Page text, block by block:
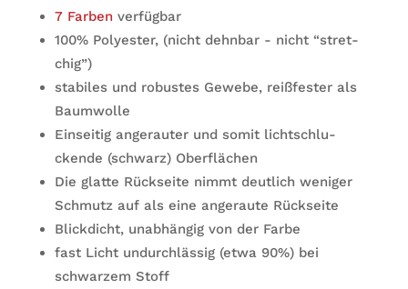
7 Far­ben verfügbar
100% Poly­es­ter, (nicht dehn­bar - nicht “stret­
chig”)
sta­bi­les und robus­tes Gewebe, reiß­fes­ter als
Baumwolle
Ein­sei­tig ange­rau­ter und somit licht­schlu­
ckende (schwarz) Oberflächen
Die glatte Rück­seite nimmt deut­lich weni­ger
Schmutz auf als eine ange­raute Rückseite
Blick­dicht, unab­hän­gig von der Farbe
fast Licht undurch­läs­sig (etwa 90%) bei
schwar­zem Stoff